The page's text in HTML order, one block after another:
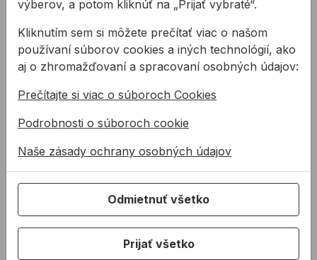
L
Podomietková schránka
ALLFIX U 160 310mm RAL
Kód:
KA27160310
101,52 €
ALLFIX U 160 320mm RA
L
Podomietková schránka
Kód: KA27160330
Vlastnosti:
výberov, a potom kliknúť na „Prijať vybraté“.
Kliknutím sem si môžete prečítať viac o našom
používaní súborov cookies a iných technológií, ako
aj o zhromažďovaní a spracovaní osobných údajov:
Prečítajte si viac o súboroch Cookies
Podrobnosti o súboroch cookie
Naše zásady ochrany osobných údajov
Odmietnuť všetko
Prijať všetko